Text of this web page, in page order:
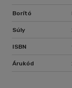
Borító
Súly
ISBN
Árukód